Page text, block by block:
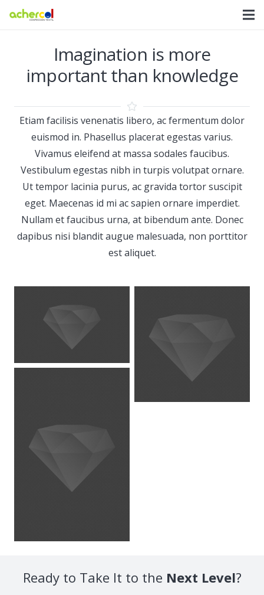
Imagination is more
important than knowledge
Etiam facilisis venenatis libero, ac fermentum dolor
euismod in. Phasellus placerat egestas varius.
Vivamus eleifend at massa sodales faucibus.
Vestibulum egestas nibh in turpis volutpat ornare.
Ut tempor lacinia purus, ac gravida tortor suscipit
eget. Maecenas id mi ac sapien ornare imperdiet.
Nullam et faucibus urna, at bibendum ante. Donec
dapibus nisi blandit augue malesuada, non porttitor
est aliquet.
Ready to Take It to the Next Level?